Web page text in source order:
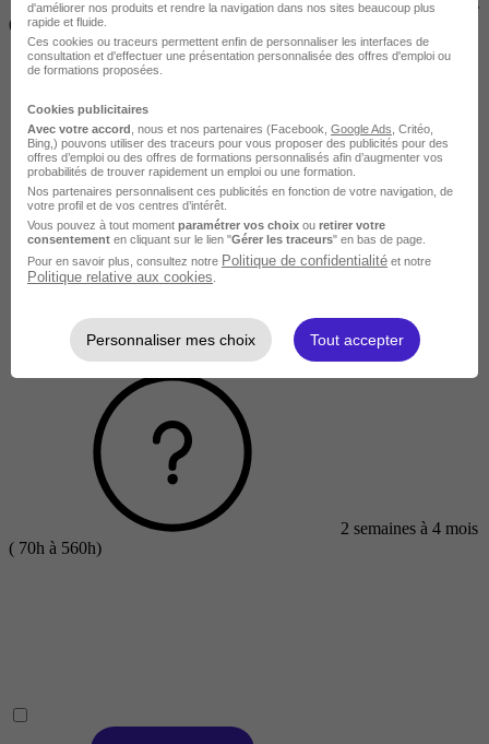
(14h à 70h)
Intermédiaire
2 semaines à 4 mois
( 70h à 560h)
d'améliorer nos produits et rendre la navigation dans nos sites beaucoup plus
rapide et fluide.
Ces cookies ou traceurs permettent enfin de personnaliser les interfaces de
consultation et d'effectuer une présentation personnalisée des offres d'emploi ou
de formations proposées.
Cookies publicitaires
Avec votre accord , nous et nos partenaires (Facebook, Google Ads , Critéo,
Bing,) pouvons utiliser des traceurs pour vous proposer des publicités pour des
offres d’emploi ou des offres de formations personnalisés afin d’augmenter vos
probabilités de trouver rapidement un emploi ou une formation.
Nos partenaires personnalisent ces publicités en fonction de votre navigation, de
votre profil et de vos centres d’intérêt.
Vous pouvez à tout moment paramétrer vos choix ou retirer votre
consentement en cliquant sur le lien "Gérer les traceurs" en bas de page.
Pour en savoir plus, consultez notre Politique de confidentialité et notre
Politique relative aux cookies
Personnaliser mes choix Tout accepter